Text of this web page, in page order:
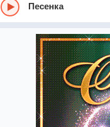
Песенка